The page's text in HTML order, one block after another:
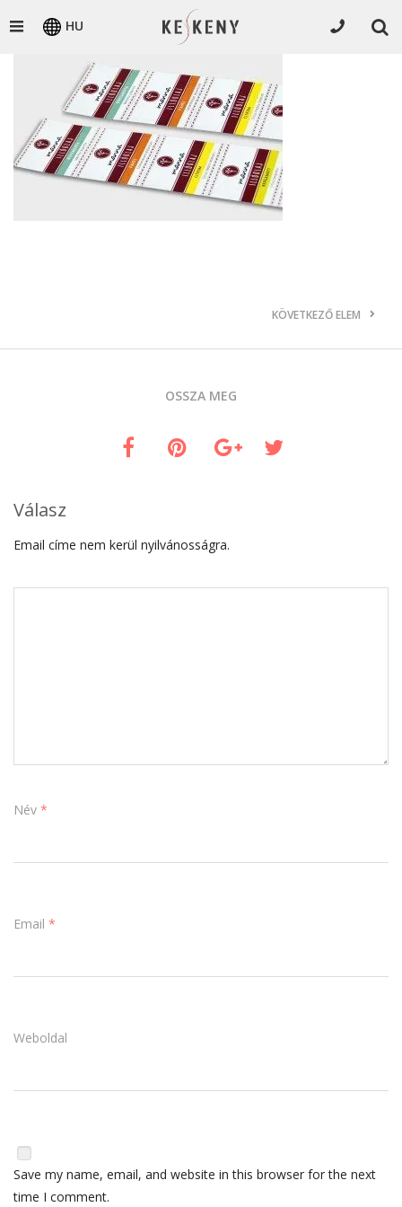
HU
KÖVETKEZŐ ELEM
OSSZA MEG
Válasz
Email címe nem kerül nyilvánosságra.
Név *
Email *
Weboldal
Save my name, email, and website in this browser for the next
time I comment.